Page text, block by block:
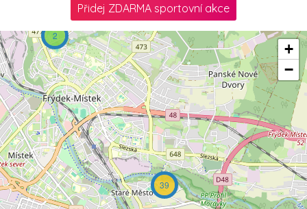
Přidej ZDARMA sportovní akce
2
39
+
−